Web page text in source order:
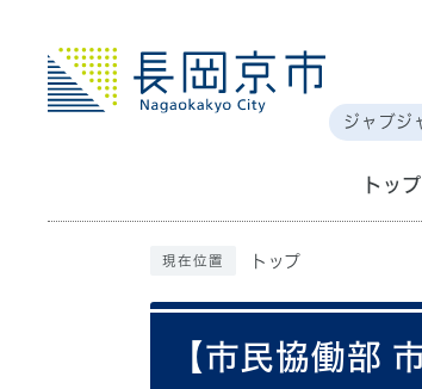
ジャブジ
トップ
現在位置 トップ
【市民協働部